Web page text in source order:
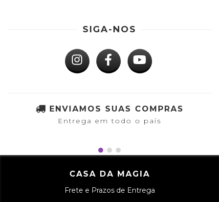
SIGA-NOS
ENVIAMOS SUAS COMPRAS
Entrega em todo o país
CASA DA MAGIA
Frete e Prazos de Entrega